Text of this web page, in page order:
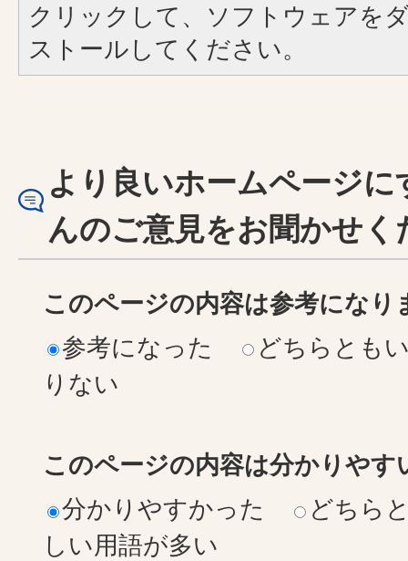
クリックして、ソフトウェアを
ストールしてください。
より良いホームページ
んのご意見をお聞かせく
このページの内容は参考になり
参考になった
どちらとも
りない
このページの内容は分かりやす
分かりやすかった
どちら
しい用語が多い